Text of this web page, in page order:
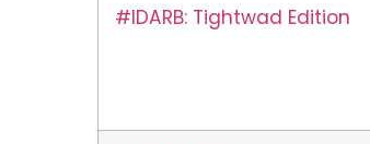
#IDARB: Tightwad Edition